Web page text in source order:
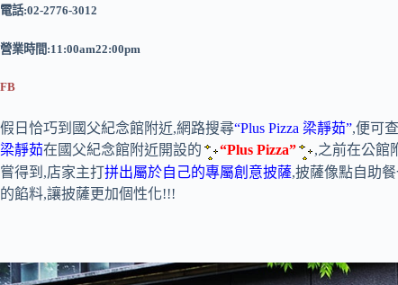
電話:02-2776-3012
營業時間:11:00am22:00pm
FB
假日恰巧到國父紀念館附近,網路搜尋“Plus Pizza 梁靜茹”,便可
梁靜茹在國父紀念館附近開設的 “Plus Pizza”
,之前在公館
嘗得到,店家主打拼出屬於自己的專屬創意披薩,披薩像點自助
的餡料,讓披薩更加個性化!!!